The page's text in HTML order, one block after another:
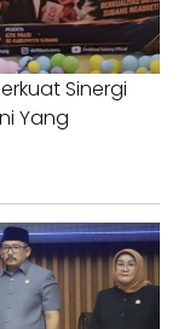
Sinergi
Yang